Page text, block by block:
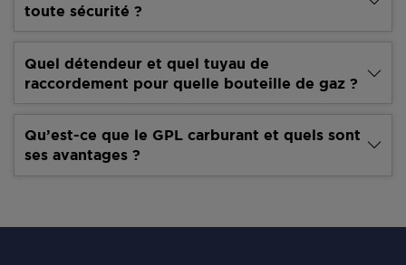
toute sécurité ?
Quel détendeur et quel tuyau de
raccordement pour quelle bouteille de gaz ?
Qu’est-ce que le GPL carburant et quels sont
ses avantages ?